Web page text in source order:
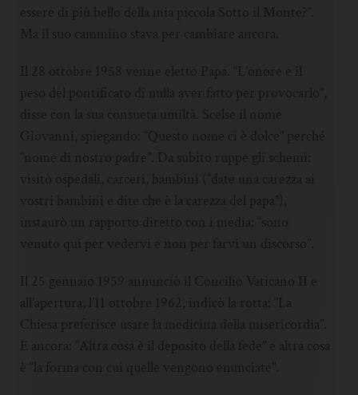
vostri bambini e dite che è la carezza del papa”),
instaurò un rapporto diretto con i media: “sono
venuto qui per vedervi e non per farvi un discorso”.
Il 25 gennaio 1959 annunciò il Concilio Vaticano II e
all’apertura, l’11 ottobre 1962, indicò la rotta: “La
Chiesa preferisce usare la medicina della misericordia”.
E ancora: “Altra cosa è il deposito della fede” e altra cosa
è “la forma con cui quelle vengono enunciate”.